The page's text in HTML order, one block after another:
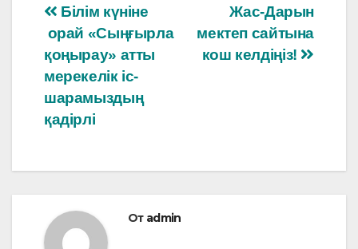
Навигация
по
записям
Жас-Дарын
мектеп сайтына
кош келдіңіз!
Білім күніне
орай «Сыңғырла
қоңырау» атты
мерекелік іс-
шарамыздың
қадірлі
От admin